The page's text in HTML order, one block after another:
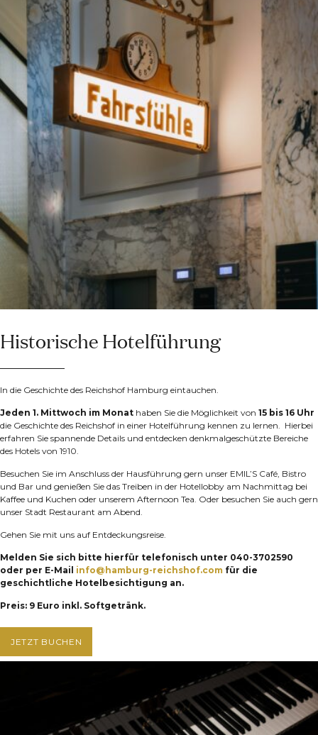
Historische Hotelführung
In die Geschichte des Reichshof Hamburg eintauchen.
Jeden 1. Mittwoch im Monat haben Sie die Möglichkeit von 15 bis 16 Uhr
die Geschichte des Reichshof in einer Hotelführung kennen zu lernen. Hierbei
erfahren Sie spannende Details und entdecken denkmalgeschützte Bereiche
des Hotels von 1910.
Besuchen Sie im Anschluss der Hausführung gern unser EMIL’S Café, Bistro
und Bar und genießen Sie das Treiben in der Hotellobby am Nachmittag bei
Kaffee und Kuchen oder unserem Afternoon Tea. Oder besuchen Sie auch gern
unser Stadt Restaurant am Abend.
Gehen Sie mit uns auf Entdeckungsreise.
Melden Sie sich bitte hierfür telefonisch unter 040-3702590
oder per E-Mail info@hamburg-reichshof.com für die
geschichtliche Hotelbesichtigung an.
Preis: 9 Euro inkl. Softgetränk.
JETZT BUCHEN